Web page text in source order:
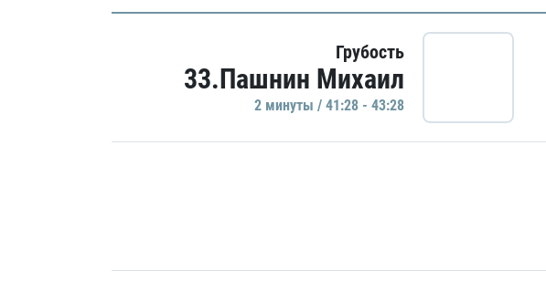
Грубость
33.Пашнин Михаил
2 минуты / 41:28 - 43:28